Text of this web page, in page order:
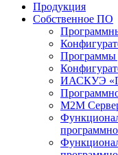
Продукция
Собственное ПО
Программы
ИАСКУЭ
M2M